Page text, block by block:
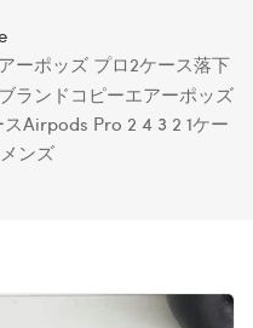
ーポッズ プロ2ケース落下
ランドコピーエアーポッズ
airpods Pro 2 4 3 2 1ケー
ンズ